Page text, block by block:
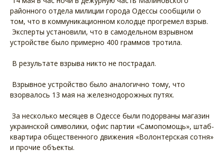
районного отдела милиции города Одессы сообщили о
том, что в коммуникационном колодце прогремел взрыв.
Эксперты установили, что в самодельном взрывном
устройстве было примерно 400 граммов тротила.
В результате взрыва никто не пострадал.
Взрывное устройство было аналогично тому, что
взорвалось 13 мая на железнодорожных путях.
За несколько месяцев в Одессе были подорваны магазин
украинской символики, офис партии «Самопомощь», штаб-
квартира общественного движения «Волонтерская сотня»
и прочие объекты.